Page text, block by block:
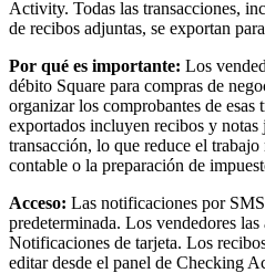
Activity. Todas las transacciones,
de recibos adjuntas, se exportan
Por qué es importante: Los
débito Square para compras de
organizar los comprobantes de esas
exportados incluyen recibos y notas
transacción, lo que reduce el
contable o la preparación de
Acceso: Las notificaciones por
predeterminada. Los vendedores
Notificaciones de tarjeta. Los
editar desde el panel de Checking